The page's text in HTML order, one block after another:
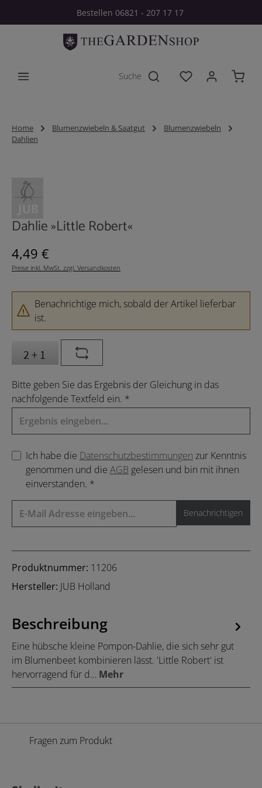
Zum Hauptinhalt springenBestellen 06821 - 207 17 17
Du hast 0
Home Blumenzwiebeln & Saatgut
Blumenzwiebeln
Dahlien
Dahlie »Little Robert«
Regulärer Preis:
4,49 €
Preise inkl. MwSt. zzgl. Versandkosten
Benachrichtige mich, sobald der Artikel lieferbar
ist.
Bitte geben Sie das Ergebnis der Gleichung in das
nachfolgende Textfeld ein. *
Ich habe die Datenschutzbestimmungen zur Kenntnis
genommen und die AGB gelesen und bin mit ihnen
einverstanden. *
Benachrichtigen
Produktnummer: 11206
Hersteller: JUB Holland
Beschreibung
Eine hübsche kleine Pompon-Dahlie, die sich sehr gut
im Blumenbeet kombinieren lässt. 'Little Robert' ist
hervorragend für d… Mehr
Fragen zum Produkt